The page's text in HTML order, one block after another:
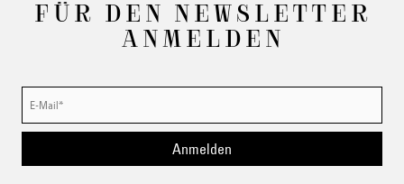
FÜR DEN NEWSLETTER
ANMELDEN
Anmelden